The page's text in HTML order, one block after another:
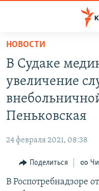
Вернуться
основному
содержанию
Вернутся
главной
Вернутся
поиску
СПЕЦПРОЕКТЫ
ГРУЗ 200
ВОДА
ИСТОРИЯ
ИНТЕРАКТИВ
ИНФОГРАФИКА
ТЕЛЕПРОЕКТ
РАДІО СВОБОДА
КАК ОБОЙТИ
НОВОСТИ
В Судаке
увеличение
Пеньковская
24 февраля 2021, 08:38
Поделиться
В Роспотребнадзоре